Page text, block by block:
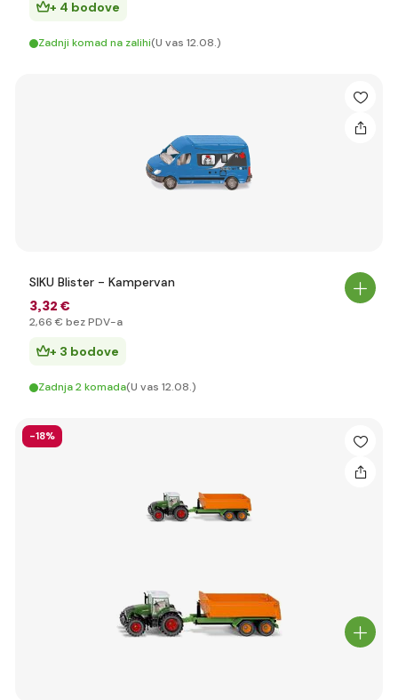
+ 4 bodove
Zadnji komad na zalihi(U vas 12.08.)
SIKU Blister - Kampervan
3,32 €
2,66 € bez PDV-a
+ 3 bodove
Zadnja 2 komada(U vas 12.08.)
-18%